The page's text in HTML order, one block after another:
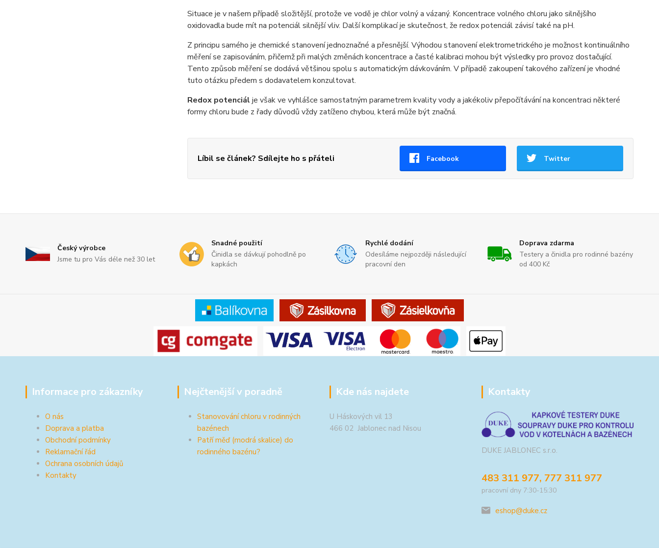
Situace je v našem případě složitější, protože ve vodě je chlor volný a vázaný. Koncentrace volného chloru jako silnějšího
oxidovadla bude mít na potenciál silnější vliv. Další komplikací je skutečnost, že redox potenciál závisí také na pH.
Z principu samého je chemické stanovení jednoznačné a přesnější. Výhodou stanovení elektrometrického je možnost kontinuálního
měření se zapisováním, přičemž při malých změnách koncentrace a časté kalibraci mohou být výsledky pro provoz dostačující.
Tento způsob měření se dodává většinou spolu s automatickým dávkováním. V případě zakoupení takového zařízení je vhodné
tuto otázku předem s dodavatelem konzultovat.
Redox potenciál je však ve vyhlášce samostatným parametrem kvality vody a jakékoliv přepočítávání na koncentraci některé
formy chloru bude z řady důvodů vždy zatíženo chybou, která může být značná.
Líbil se článek? Sdílejte ho s přáteli Facebook Twitter
Český výrobce
Jsme tu pro Vás déle než 30 let
Snadné použití
Činidla se dávkují pohodlně po
kapkách
Rychlé dodání
Odesíláme nejpozději následující
pracovní den
Doprava zdarma
Testery a činidla pro rodinné bazény
od 400 Kč
Informace pro zákazníky
O nás
Doprava a platba
Obchodní podmínky
Reklamační řád
Ochrana osobních údajů
Kontakty
Nejčtenější v poradně
Stanovování chloru v rodinných
bazénech
Patří měď (modrá skalice) do
rodinného bazénu?
Kde nás najdete
U Háskových vil 13
466 02 Jablonec nad Nisou
Kontakty
DUKE JABLONEC s.r.o.
483 311 977, 777 311 977
pracovní dny 7:30-15:30
eshop@duke.cz